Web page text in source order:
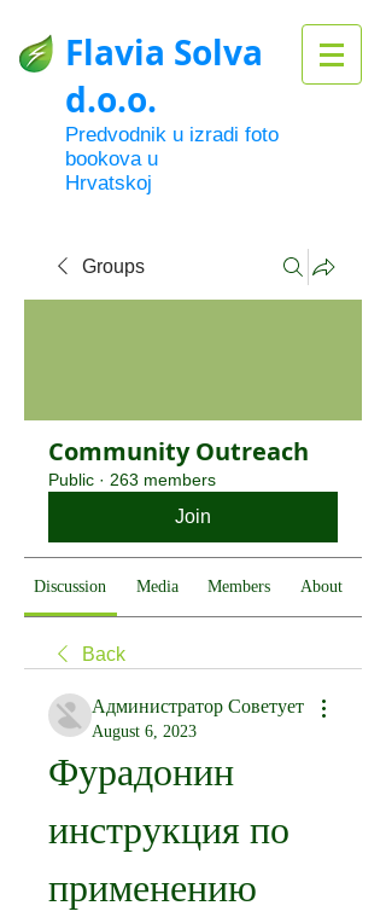
Flavia Solva
d.o.o.
Predvodnik u izradi foto
bookova u
Hrvatskoj
Groups
Community Outreach
Public · 263 members
Join
Discussion Media Members About
Back
Администратор Советует
August 6, 2023
Фурадонин
инструкция по
применению